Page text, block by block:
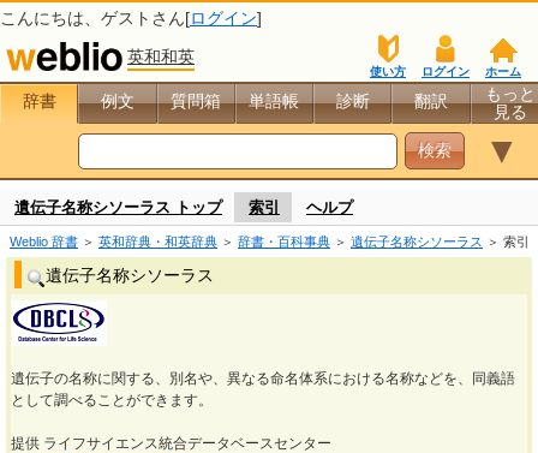
こんにちは、 ゲスト さん[ログイン]
英和和英
ホーム
ログイン
使い方
辞書 例文 質問箱 単語帳 診断 翻訳
もっと
見る
▼
遺伝子名称シソーラス トップ 索引 ヘルプ
Weblio 辞書 ＞ 英和辞典・和英辞典 ＞ 辞書・百科事典 ＞ 遺伝子名称シソーラス ＞ 索引
遺伝子名称シソーラス
遺伝子の名称に関する、別名や、異なる命名体系における名称などを、同義語
として調べることができます。
提供 ライフサイエンス統合データベースセンター